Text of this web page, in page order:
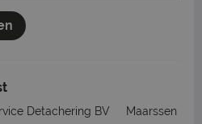
Detachering BV
Maarssen